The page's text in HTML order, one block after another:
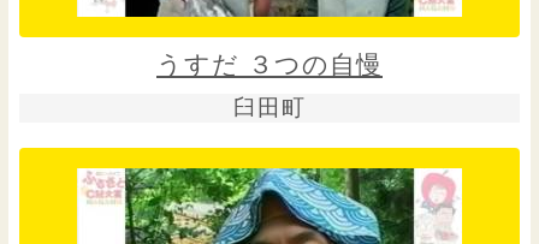
うすだ ３つの自慢
臼田町